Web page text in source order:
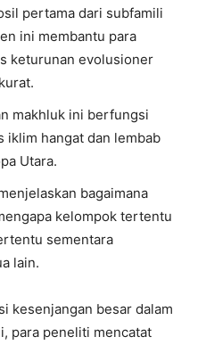
pertama dari subfamili
ini membantu para
keturunan evolusioner
makhluk ini berfungsi
iklim hangat dan lembab
Utara.
bagaimana
kelompok tertentu
sementara
lain.
kesenjangan besar dalam
para peneliti mencatat